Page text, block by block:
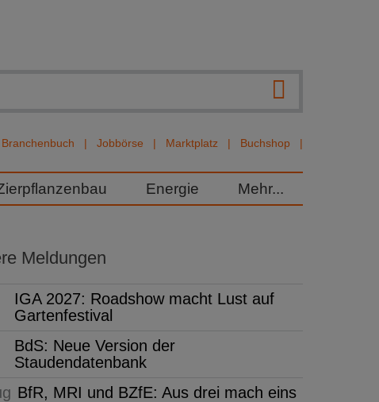
Branchenbuch Jobbörse Marktplatz Buchshop
Energie Mehr...
Meldungen
IGA 2027: Roadshow macht Lust auf
Gartenfestival
BdS: Neue Version der
Staudendatenbank
BfR, MRI und BZfE: Aus drei mach eins